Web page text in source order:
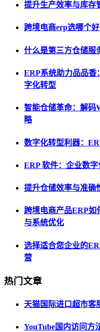
提升生产效率与库存
跨境电商erp选哪个
什么是第三方仓储服
ERP系统助力品品香
字化转型
智能仓储革命：解码
略
数字化转型利器：
ERP 软件：企业数
提升仓储效率与准确
跨境电商产品ERP如
与系统优化
选择适合您企业的
营
热门文章
天猫国际进口超市客
YouTube国内访问方